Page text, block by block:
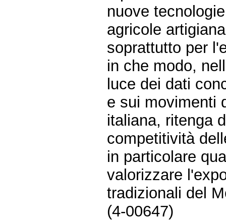
nuove
agricole
soprattutto per
in che modo,
luce dei dati
e sui movimenti
italiana, ritenga
competitività
in particolare
valorizzare
tradizionali del
(4-00647)